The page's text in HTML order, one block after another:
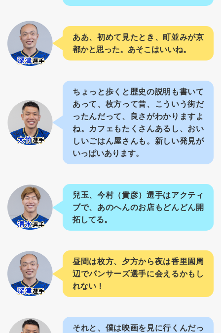
ああ、初めて見たとき、町並みが京
都かと思った。あそこはいいね。
ちょっと歩くと歴史の説明も書いて
あって、枚方って昔、こういう街だ
ったんだって、良さがわかりますよ
ね。カフェもたくさんあるし、おい
しいごはん屋さんも。新しい発見が
いっぱいあります。
兒玉、今村（貴彦）選手はアクティ
ブで、あのへんのお店もどんどん開
拓してる。
昼間は枚方、夕方から夜は香里園周
辺でパンサーズ選手に会えるかもし
れない！
それと、僕は映画を見に行くんだっ